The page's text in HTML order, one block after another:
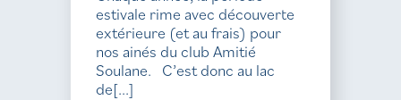
estivale rime avec découverte
extérieure (et au frais) pour
nos ainés du club Amitié
Soulane. C’est donc au lac
de[...]